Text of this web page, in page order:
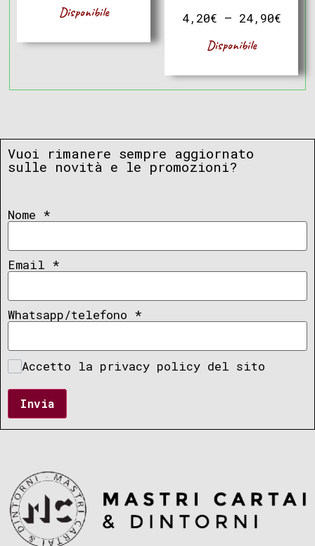
Disponibile 4,20€ – 24,90€
Disponibile
Vuoi rimanere sempre aggiornato
sulle novità e le promozioni?
Nome *
Email *
Whatsapp/telefono *
Accetto la privacy policy del sito
Invia